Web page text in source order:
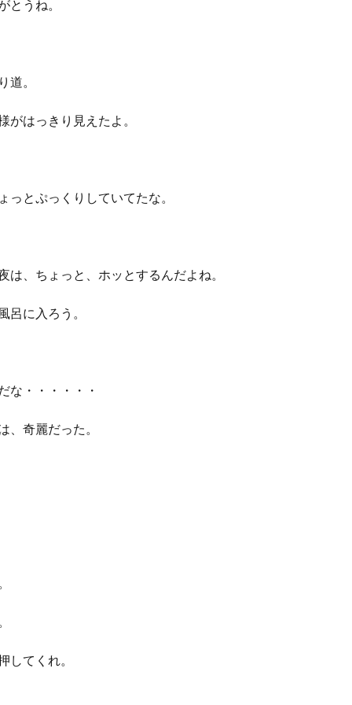
とうね。
道。
がはっきり見えたよ。
っとぷっくりしていてたな。
は、ちょっと、ホッとするんだよね。
呂に入ろう。
な・・・・・・
、奇麗だった。
してくれ。